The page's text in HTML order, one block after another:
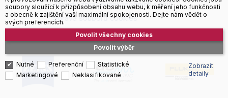
Zásady zpracování osobních údajů
Správa souborů cookies
soubory sloužící k přizpůsobení obsahu webu, k měření jeho funkčnosti
a obecně k zajištění vaší maximální spokojenosti. Dejte nám vědět o
svých preferencích.
Povolit výběr
Povolit všechny cookies
Nutné Preferenční
Statistické
Marketingové
Neklasifikované
Zobrazit
detaily